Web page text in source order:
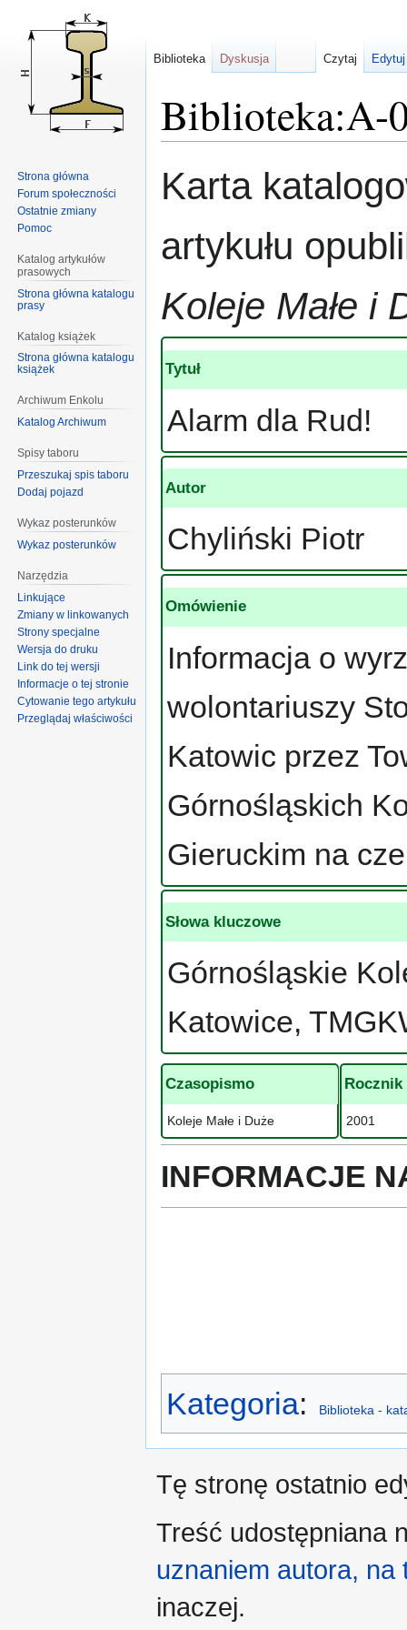
Biblioteka:A-
do
do
Karta
artykułu
Koleje Małe i
Tytuł
Alarm dla Rud!
Autor
Chyliński Piotr
Omówienie
Informacja o
wolontariuszy
Katowic przez
Górnośląskich
Gieruckim na
Słowa kluczowe
Górnośląskie
Katowice,
Czasopismo
Koleje Małe i Duże
Rocznik
2001
INFORMACJE
Kategoria: Biblioteka -
Biblioteka Dyskusja Czytaj
Strona główna
Forum społeczności
Ostatnie zmiany
Pomoc
Katalog artykułów
prasowych
Strona główna katalogu
prasy
Katalog książek
Strona główna katalogu
książek
Archiwum Enkolu
Katalog Archiwum
Spisy taboru
Przeszukaj spis taboru
Dodaj pojazd
Wykaz posterunków
Wykaz posterunków
Narzędzia
Linkujące
Zmiany w linkowanych
Strony specjalne
Wersja do druku
Link do tej wersji
Informacje o tej stronie
Cytowanie tego artykułu
Przeglądaj właściwości
Tę stronę ostatnio
Treść udostępniana
uznaniem autora,
inaczej.